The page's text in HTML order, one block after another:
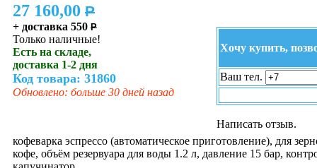
27 160,00 P
+ доставка 550 P
Только наличные!
Есть на складе,
доставка 1-2 дня
Код товара: 31860
Обновлено: больше 30 дней назад
Хочу купить,
Ваш тел.
Написать отзыв.
кофеварка эспрессо (автоматическое приготовление), для
кофе, объём резервуара для воды 1.2 л, давление 15 бар,